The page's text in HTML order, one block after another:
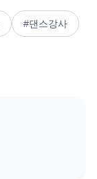
#댄스강사